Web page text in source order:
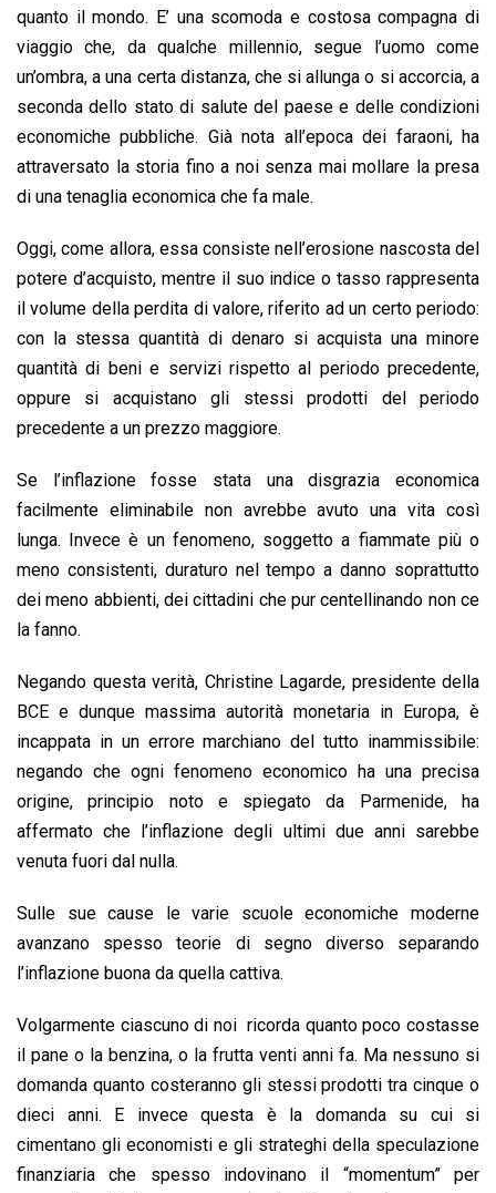
o
o
k
A
p
p
d
I
n
d
s
i
n
k
quanto il mondo. E’ una scomoda e costosa compagna di
viaggio che, da qualche millennio, segue l’uomo come
un’ombra, a una certa distanza, che si allunga o si accorcia, a
seconda dello stato di salute del paese e delle condizioni
economiche pubbliche. Già nota all’epoca dei faraoni, ha
attraversato la storia fino a noi senza mai mollare la presa
di una tenaglia economica che fa male.
Oggi, come allora, essa consiste nell’erosione nascosta del
potere d’acquisto, mentre il suo indice o tasso rappresenta
il volume della perdita di valore, riferito ad un certo periodo:
con la stessa quantità di denaro si acquista una minore
quantità di beni e servizi rispetto al periodo precedente,
oppure si acquistano gli stessi prodotti del periodo
precedente a un prezzo maggiore.
Se l’inflazione fosse stata una disgrazia economica
facilmente eliminabile non avrebbe avuto una vita così
lunga. Invece è un fenomeno, soggetto a fiammate più o
meno consistenti, duraturo nel tempo a danno soprattutto
dei meno abbienti, dei cittadini che pur centellinando non ce
la fanno.
Negando questa verità, Christine Lagarde, presidente della
BCE e dunque massima autorità monetaria in Europa, è
incappata in un errore marchiano del tutto inammissibile:
negando che ogni fenomeno economico ha una precisa
origine, principio noto e spiegato da Parmenide, ha
affermato che l’inflazione degli ultimi due anni sarebbe
venuta fuori dal nulla.
Sulle sue cause le varie scuole economiche moderne
avanzano spesso teorie di segno diverso separando
l’inflazione buona da quella cattiva.
Volgarmente ciascuno di noi ricorda quanto poco costasse
il pane o la benzina, o la frutta venti anni fa. Ma nessuno si
domanda quanto costeranno gli stessi prodotti tra cinque o
dieci anni. E invece questa è la domanda su cui si
cimentano gli economisti e gli strateghi della speculazione
finanziaria che spesso indovinano il “momentum” per